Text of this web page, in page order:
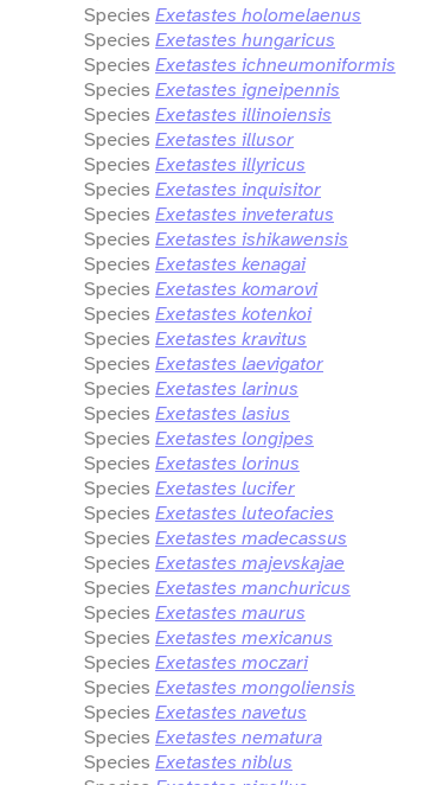
Species Exetastes holomelaenus
Species Exetastes hungaricus
Species Exetastes ichneumoniformis
Species Exetastes igneipennis
Species Exetastes illinoiensis
Species Exetastes illusor
Species Exetastes illyricus
Species Exetastes inquisitor
Species Exetastes inveteratus
Species Exetastes ishikawensis
Species Exetastes kenagai
Species Exetastes komarovi
Species Exetastes kotenkoi
Species Exetastes kravitus
Species Exetastes laevigator
Species Exetastes larinus
Species Exetastes lasius
Species Exetastes longipes
Species Exetastes lorinus
Species Exetastes lucifer
Species Exetastes luteofacies
Species Exetastes madecassus
Species Exetastes majevskajae
Species Exetastes manchuricus
Species Exetastes maurus
Species Exetastes mexicanus
Species Exetastes moczari
Species Exetastes mongoliensis
Species Exetastes navetus
Species Exetastes nematura
Species Exetastes niblus